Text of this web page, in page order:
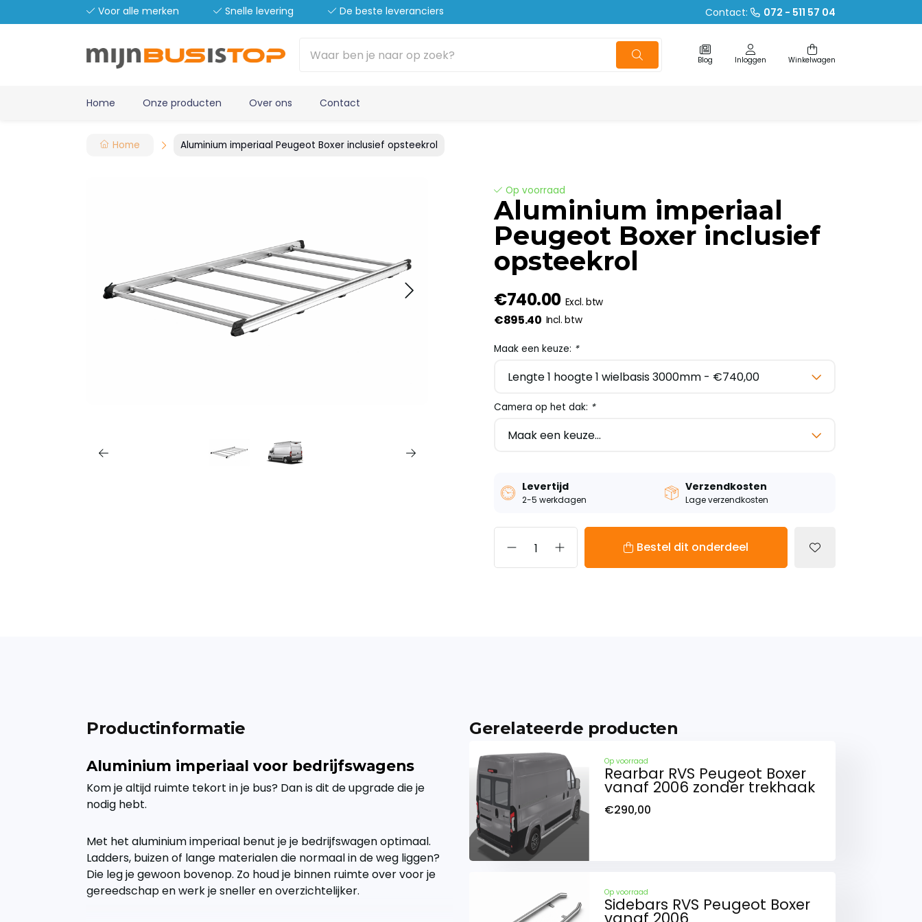
Voor alle merken Snelle levering De beste leveranciers Contact: 072 - 511 57 04
Blog Inloggen Winkelwagen
Home Onze producten Over ons Contact
Home Aluminium imperiaal Peugeot Boxer inclusief opsteekrol
Op voorraad
Aluminium imperiaal
Peugeot Boxer inclusief
opsteekrol
€740.00 Excl. btw
€895.40 Incl. btw
Maak een keuze: *
Camera op het dak: *
Levertijd
2-5 werkdagen
Verzendkosten
Lage verzendkosten
Bestel dit onderdeel
Productinformatie
Aluminium imperiaal voor bedrijfswagens
Kom je altijd ruimte tekort in je bus? Dan is dit de upgrade die je
nodig hebt.
Met het aluminium imperiaal benut je je bedrijfswagen optimaal.
Ladders, buizen of lange materialen die normaal in de weg liggen?
Die leg je gewoon bovenop. Zo houd je binnen ruimte over voor je
gereedschap en werk je sneller en overzichtelijker.
Gerelateerde producten
Op voorraad
Rearbar RVS Peugeot Boxer
vanaf 2006 zonder trekhaak
€290,00
Op voorraad
Sidebars RVS Peugeot Boxer